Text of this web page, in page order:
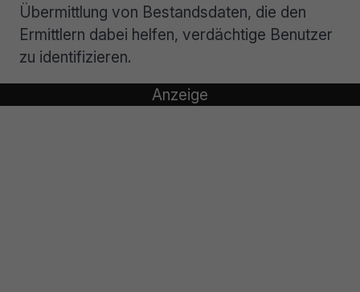
Übermittlung von Bestandsdaten, die den
Ermittlern dabei helfen, verdächtige Benutzer
zu identifizieren.